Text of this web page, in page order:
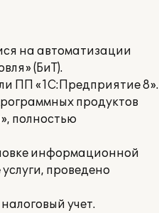
на автоматизации
(БиТ).
ПП «1С:Предприятие 8».
продуктов
полностью
информационной
проведено
учет.